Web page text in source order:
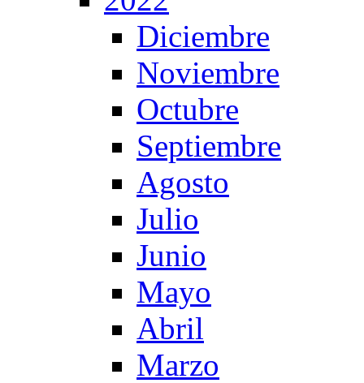
Diciembre
Noviembre
Octubre
Septiembre
Agosto
Julio
Junio
Mayo
Abril
Marzo